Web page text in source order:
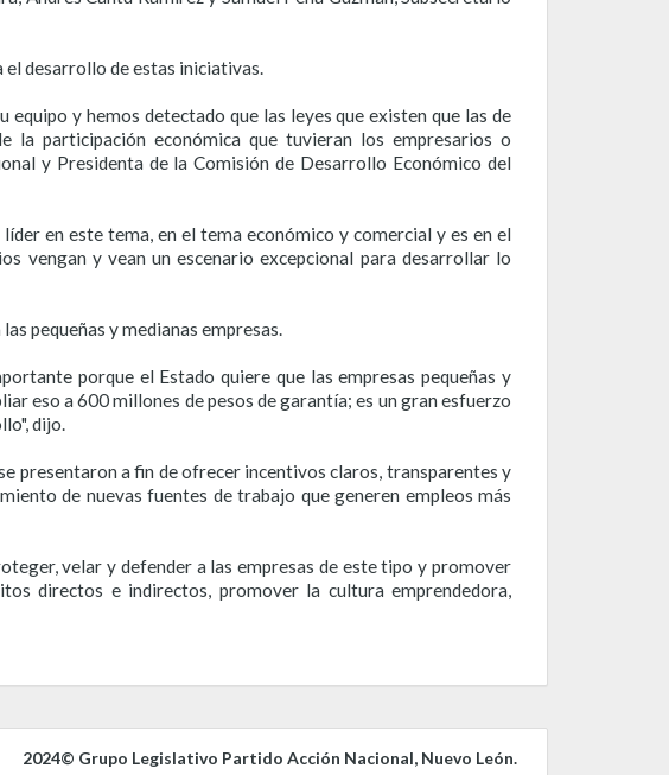
desarrollo de estas iniciativas.
y hemos detectado que las leyes que existen que las de
la participación económica que tuvieran los empresarios o
y Presidenta de la Comisión de Desarrollo Económico del
en este tema, en el tema económico y comercial y es en el
vengan y vean un escenario excepcional para desarrollar lo
pequeñas y medianas empresas.
porque el Estado quiere que las empresas pequeñas y
eso a 600 millones de pesos de garantía; es un gran esfuerzo
dijo.
presentaron a fin de ofrecer incentivos claros, transparentes y
de nuevas fuentes de trabajo que generen empleos más
velar y defender a las empresas de este tipo y promover
directos e indirectos, promover la cultura emprendedora,
2024© Grupo Legislativo Partido Acción Nacional, Nuevo León.